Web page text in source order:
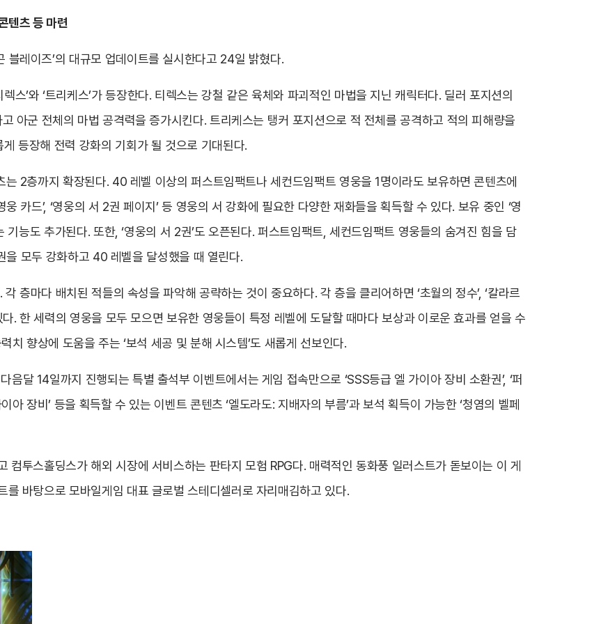
텐츠 등 마련
블레이즈’의 대규모 업데이트를 실시한다고 24일 밝혔다.
스’와 ‘트리케스’가 등장한다. 티렉스는 강철 같은 육체와 파괴적인 마법을 지닌 캐릭터다. 딜러 포지션의
아군 전체의 마법 공격력을 증가시킨다. 트리케스는 탱커 포지션으로 적 전체를 공격하고 적의 피해량을
등장해 전력 강화의 기회가 될 것으로 기대된다.
는 2층까지 확장된다. 40 레벨 이상의 퍼스트임팩트나 세컨드임팩트 영웅을 1명이라도 보유하면 콘텐츠에
카드’, ‘영웅의 서 2권 페이지’ 등 영웅의 서 강화에 필요한 다양한 재화들을 획득할 수 있다. 보유 중인 ‘영
기능도 추가된다. 또한, ‘영웅의 서 2권’도 오픈된다. 퍼스트임팩트, 세컨드임팩트 영웅들의 숨겨진 힘을 담
을 모두 강화하고 40 레벨을 달성했을 때 열린다.
층마다 배치된 적들의 속성을 파악해 공략하는 것이 중요하다. 각 층을 클리어하면 ‘초월의 정수’, ‘칼라르
. 한 세력의 영웅을 모두 모으면 보유한 영웅들이 특정 레벨에 도달할 때마다 보상과 이로운 효과를 얻을 수
치 향상에 도움을 주는 ‘보석 세공 및 분해 시스템’도 새롭게 선보인다.
달 14일까지 진행되는 특별 출석부 이벤트에서는 게임 접속만으로 ‘SSS등급 엘 가이아 장비 소환권’, ‘퍼
아 장비’ 등을 획득할 수 있는 이벤트 콘텐츠 ‘엘도라도: 지배자의 부름’과 보석 획득이 가능한 ‘청염의 벨페
컴투스홀딩스가 해외 시장에 서비스하는 판타지 모험 RPG다. 매력적인 동화풍 일러스트가 돋보이는 이 게
바탕으로 모바일게임 대표 글로벌 스테디셀러로 자리매김하고 있다.